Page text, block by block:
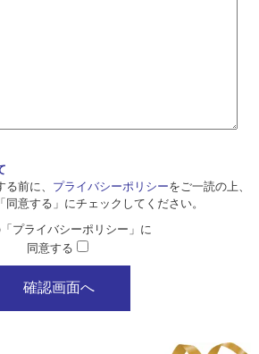
前に、 プライバシーポリシーをご一読の上、
意する」にチェックしてください。
プライバシーポリシー」に
同意する